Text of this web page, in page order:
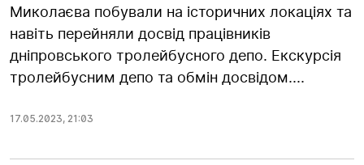
Миколаєва побували на історичних локаціях та
навіть перейняли досвід працівників
дніпровського тролейбусного депо. Екскурсія
тролейбусним депо та обмін досвідом....
17.05.2023, 21:03